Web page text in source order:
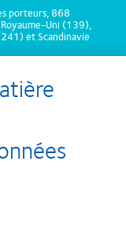
porteurs, 868
Uni (139),
et Scandinavie